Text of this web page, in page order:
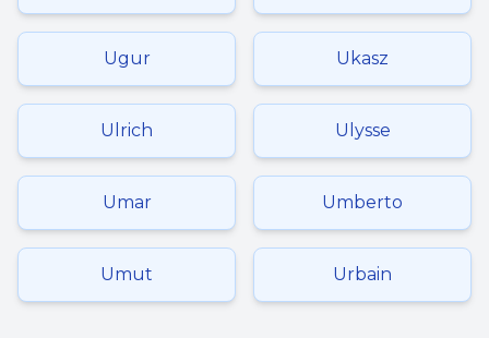
Ugur Ukasz
Ulrich Ulysse
Umar Umberto
Umut Urbain